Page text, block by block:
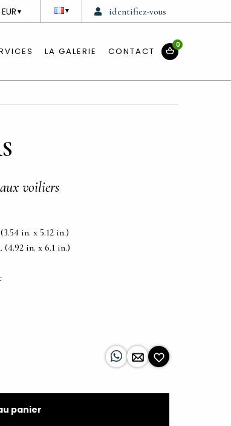
identifiez-vous
▼
▼
LA GALERIE CONTACT
0
voiliers
in. x 5.12 in.)
(4.92 in. x 6.1 in.)
panier